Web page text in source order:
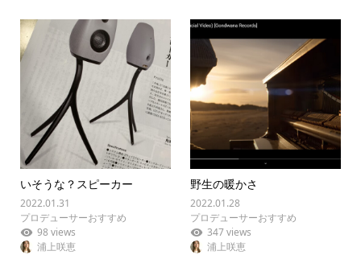
いそうな？スピーカー
2022.01.31
プロデューサーおすすめ
98 views
浦上咲恵
野生の暖かさ
2022.01.28
プロデューサーおすすめ
347 views
浦上咲恵